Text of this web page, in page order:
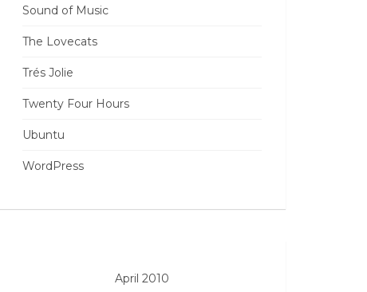
Sound of Music
The Lovecats
Trés Jolie
Twenty Four Hours
Ubuntu
WordPress
April 2010